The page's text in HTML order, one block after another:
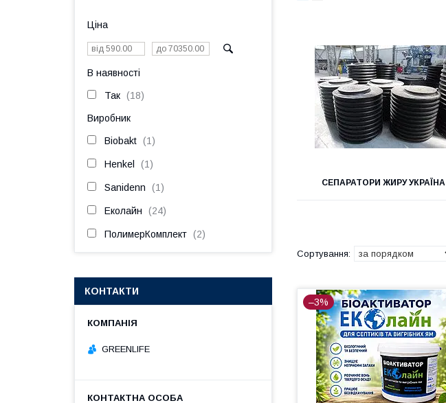
СЕПАРАТОРИ ЖИРУ УКРАЇНА
–3%
Ціна
В наявності
Так 18
Виробник
Biobakt 1
Henkel 1
Sanidenn 1
Еколайн 24
ПолимерКомплект 2
КОНТАКТИ
GREENLIFE